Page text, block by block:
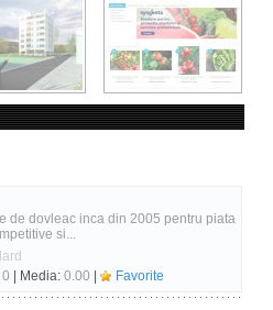
de dovleac inca din 2005 pentru piata
si...
0 | Media: 0.00 Favorite